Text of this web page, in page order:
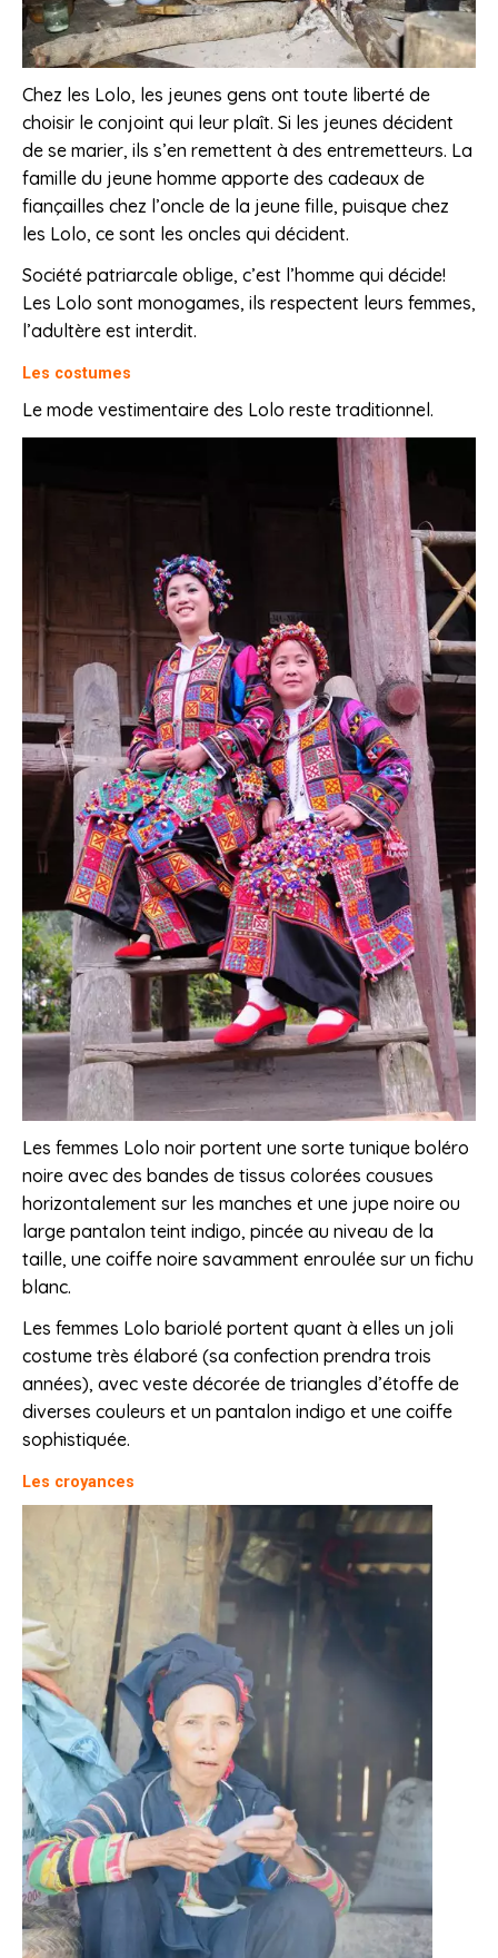
Chez les Lolo, les jeunes gens ont toute liberté de
choisir le conjoint qui leur plaît. Si les jeunes décident
de se marier, ils s’en remettent à des entremetteurs. La
famille du jeune homme apporte des cadeaux de
fiançailles chez l’oncle de la jeune fille, puisque chez
les Lolo, ce sont les oncles qui décident.
Société patriarcale oblige, c’est l’homme qui décide!
Les Lolo sont monogames, ils respectent leurs femmes,
l’adultère est interdit.
Les costumes
Le mode vestimentaire des Lolo reste traditionnel.
Les femmes Lolo noir portent une sorte tunique boléro
noire avec des bandes de tissus colorées cousues
horizontalement sur les manches et une jupe noire ou
large pantalon teint indigo, pincée au niveau de la
taille, une coiffe noire savamment enroulée sur un fichu
blanc.
Les femmes Lolo bariolé portent quant à elles un joli
costume très élaboré (sa confection prendra trois
années), avec veste décorée de triangles d’étoffe de
diverses couleurs et un pantalon indigo et une coiffe
sophistiquée.
Les croyances